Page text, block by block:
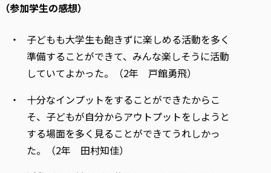
（参加学生の感想）
子どもも大学生も飽きずに楽しめる活動を多く
準備することができて、みんな楽しそうに活動
していてよかった。（2年 戸館勇飛）
十分なインプットをすることができたからこ
そ、子どもが自分からアウトプットをしようと
する場面を多く見ることができてうれしかっ
た。（2年 田村知佳）